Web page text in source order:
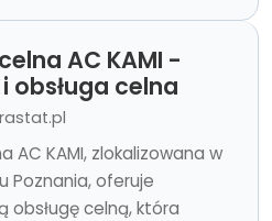
AC KAMI -
obsługa celna
AC KAMI, zlokalizowana w
Poznania, oferuje
obsługę celną, która